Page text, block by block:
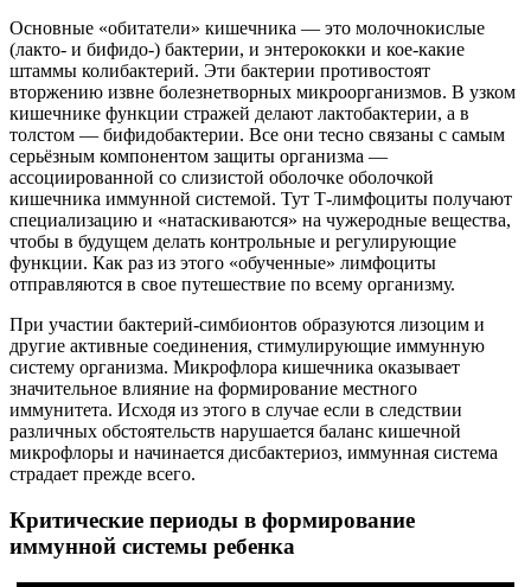
Основные «обитатели» кишечника — это молочнокислые
(лакто- и бифидо-) бактерии, и энтерококки и кое-какие
штаммы колибактерий. Эти бактерии противостоят
вторжению извне болезнетворных микроорганизмов. В узком
кишечнике функции стражей делают лактобактерии, а в
толстом — бифидобактерии. Все они тесно связаны с самым
серьёзным компонентом защиты организма —
ассоциированной со слизистой оболочке оболочкой
кишечника иммунной системой. Тут Т-лимфоциты получают
специализацию и «натаскиваются» на чужеродные вещества,
чтобы в будущем делать контрольные и регулирующие
функции. Как раз из этого «обученные» лимфоциты
отправляются в свое путешествие по всему организму.
При участии бактерий-симбионтов образуются лизоцим и
другие активные соединения, стимулирующие иммунную
систему организма. Микрофлора кишечника оказывает
значительное влияние на формирование местного
иммунитета. Исходя из этого в случае если в следствии
различных обстоятельств нарушается баланс кишечной
микрофлоры и начинается дисбактериоз, иммунная система
страдает прежде всего.
Критические периоды в формирование
иммунной системы ребенка